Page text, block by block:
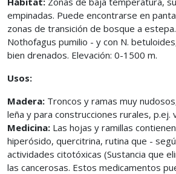
empinadas. Puede encontrarse en
zonas de transición de bosque a
Nothofagus pumilio - y con N.
bien drenados. Elevación: 0-1500 m.
Usos:
Madera: Troncos y ramas muy
leña y para construcciones rurales, p.ej.
Medicina: Las hojas y ramillas
hiperósido, quercitrina, rutina que -
actividades citotóxicas (Sustancia que
las cancerosas. Estos medicamentos